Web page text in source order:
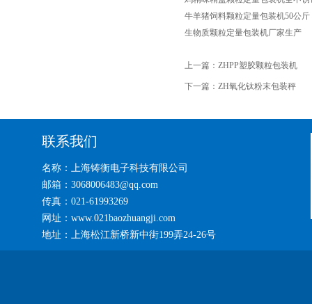
牛羊猪饲料颗粒定量包装机50公斤
生物质颗粒定量包装机厂家生产
上一篇： ZHPP塑胶颗粒包装机
下一篇： ZH氧化钛粉末包装秤
联系我们
名称：上海铸衡电子科技有限公司
邮箱：3068006483@qq.com
传真：021-61993269
网址：www.021baozhuangji.com
地址：上海松江新桥新中街199弄24-26号